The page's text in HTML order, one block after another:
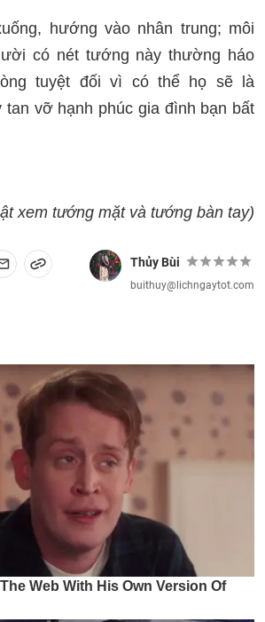
hướng vào nhân trung; môi
có nét tướng này thường háo
tuyệt đối vì có thể họ sẽ là
tan vỡ hạnh phúc gia đình bạn bất
xem tướng mặt và tướng bàn tay)
Thủy Bùi
buithuy@lichngaytot.com